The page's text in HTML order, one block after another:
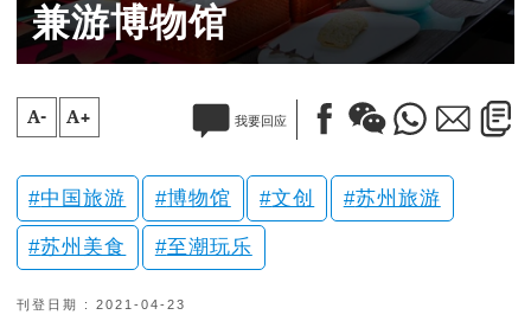
兼游博物馆
A- A+ 我要回应
中国旅游 博物馆 文创 苏州旅游
苏州美食 至潮玩乐
刊登日期 : 2021-04-23